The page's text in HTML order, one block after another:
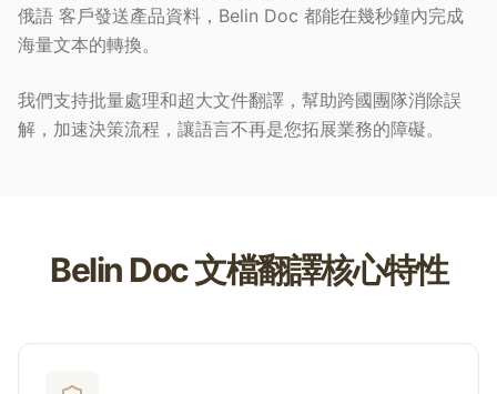
俄語 客戶發送產品資料，Belin Doc 都能在幾秒鐘內完成
海量文本的轉換。
我們支持批量處理和超大文件翻譯，幫助跨國團隊消除誤
解，加速決策流程，讓語言不再是您拓展業務的障礙。
Belin Doc 文檔翻譯核心特性